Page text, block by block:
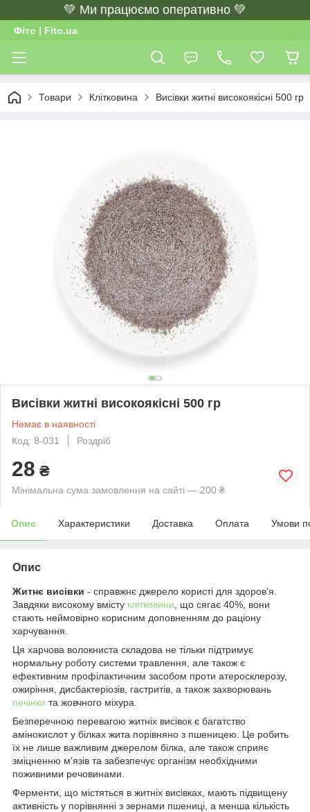
💚 Ми працюємо оперативно 💚
Фіто | Fito.ua
Товари Клітковина Висівки житні високоякісні 500 гр
Висівки житні високоякісні 500 гр
Немає в наявності
Код: 8-031
Роздріб
28 ₴
Мінімальна сума замовлення на сайті — 200 ₴
Опис Характеристики Доставка Оплата Умови
Опис
Житнє висівки - справжнє джерело користі для здоров'я.
Завдяки високому вмісту клітковини , що сягає 40%, вони
стають неймовірно корисним доповненням до раціону
харчування.
Ця харчова волокниста складова не тільки підтримує
нормальну роботу системи травлення, але також є
ефективним профілактичним засобом проти атеросклерозу,
ожиріння, дисбактеріозів, гастритів, а також захворювань
печінки та жовчного міхура.
Безперечною перевагою житніх висівок є багатство
амінокислот у білках жита порівняно з пшеницею. Це робить
їх не лише важливим джерелом білка, але також сприяє
зміцненню м'язів та забезпечує організм необхідними
поживними речовинами.
Ферменти, що містяться в житніх висівках, мають підвищену
активність у порівнянні з зернами пшениці, а менша кількість